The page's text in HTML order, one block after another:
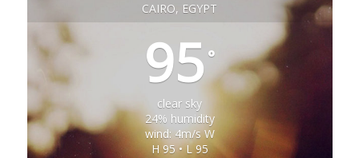
CAIRO, EGYPT
95 °
clear sky
24% humidity
wind: 4m/s W
H 95 • L 95